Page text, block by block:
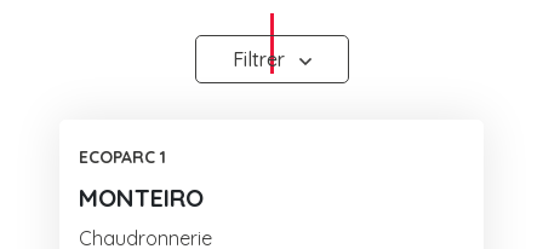
Filtrer
ECOPARC 1
MONTEIRO
Chaudronnerie